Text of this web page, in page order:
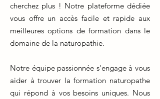
cherchez plus ! Notre plateforme dédiée
vous offre un accès facile et rapide aux
meilleures options de formation dans le
domaine de la naturopathie.
Notre équipe passionnée s'engage à vous
aider à trouver la formation naturopathe
qui répond à vos besoins uniques. Nous